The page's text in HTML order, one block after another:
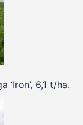
6,1 t/ha.